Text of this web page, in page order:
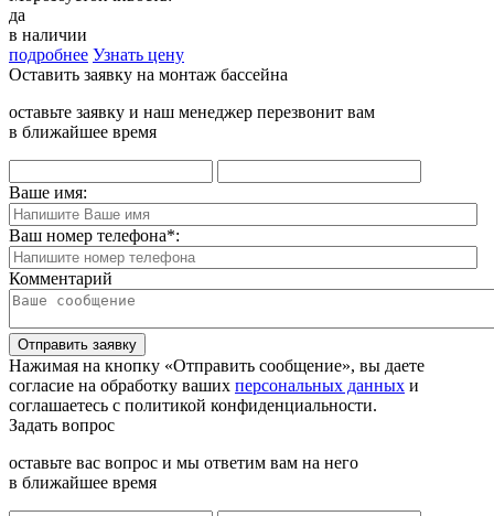
да
в наличии
подробнее Узнать цену
Оставить заявку на монтаж бассейна
оставьте заявку и наш менеджер перезвонит вам
в ближайшее время
Ваше имя:
Ваш номер телефона*:
Комментарий
Отправить заявку
Нажимая на кнопку «Отправить сообщение», вы даете
согласие на обработку ваших персональных данных и
соглашаетесь с политикой конфиденциальности.
Задать вопрос
оставьте вас вопрос и мы ответим вам на него
в ближайшее время